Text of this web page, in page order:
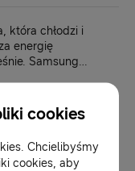
która chłodzi i
energię
Samsung
cookies
Chcielibyśmy
cookies, aby